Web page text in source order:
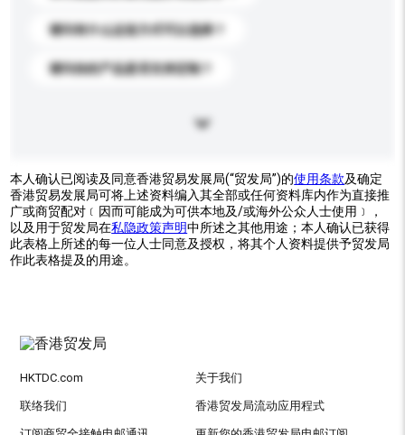
请问有什么运送方式可以选择？
请问你的产品是否支持定制？
本人确认已阅读及同意香港贸易发展局(“贸发局”)的使用条款及确定
香港贸易发展局可将上述资料编入其全部或任何资料库内作为直接推
广或商贸配对﹝因而可能成为可供本地及/或海外公众人士使用﹞，
以及用于贸发局在私隐政策声明中所述之其他用途；本人确认已获得
此表格上所述的每一位人士同意及授权，将其个人资料提供予贸发局
作此表格提及的用途。
HKTDC.com 关于我们
联络我们 香港贸发局流动应用程式